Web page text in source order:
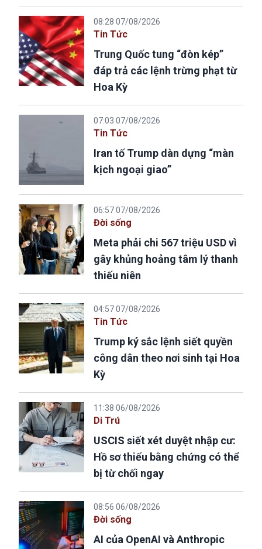
08:28 07/08/2026
Tin Tức
Trung Quốc tung “đòn kép”
đáp trả các lệnh trừng phạt từ
Hoa Kỳ
07:03 07/08/2026
Tin Tức
Iran tố Trump dàn dựng “màn
kịch ngoại giao”
06:57 07/08/2026
Đời sống
Meta phải chi 567 triệu USD vì
gây khủng hoảng tâm lý thanh
thiếu niên
04:57 07/08/2026
Tin Tức
Trump ký sắc lệnh siết quyền
công dân theo nơi sinh tại Hoa
Kỳ
11:38 06/08/2026
Di Trú
USCIS siết xét duyệt nhập cư:
Hồ sơ thiếu bằng chứng có thể
bị từ chối ngay
08:56 06/08/2026
Đời sống
AI của OpenAI và Anthropic